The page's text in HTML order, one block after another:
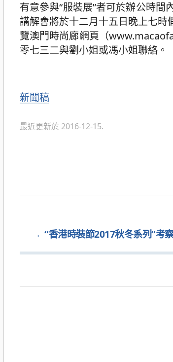
有意參與“服裝展”者可於辦公時
講解會將於十二月十五日晚上七時
覽澳門時尚廊網頁（
零七三二與劉小姐或馮小姐聯絡。
分
新聞稿
最近更新於 2016-12-15.
←“香港時裝節2017秋冬系列”考